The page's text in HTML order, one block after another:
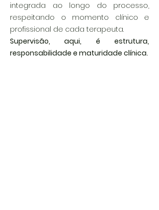
integrada ao longo do processo,
respeitando o momento clínico e
profissional de cada terapeuta.
Supervisão, aqui, é estrutura,
responsabilidade e maturidade clínica.